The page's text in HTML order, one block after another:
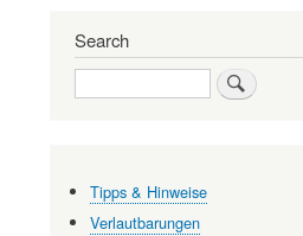
Search
Search
Tipps & Hinweise
Verlautbarungen